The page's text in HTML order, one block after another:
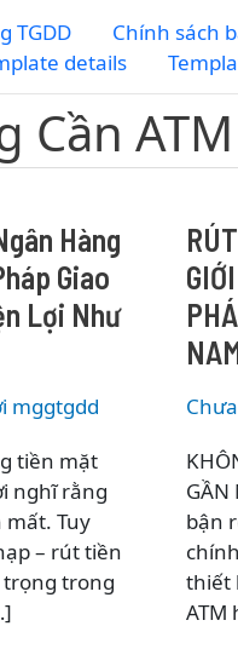
TGDD Chính sách
details
Cần ATM
Hàng
Giao
Lợi Như
mggtgdd
tiền mặt
nghĩ rằng
mất. Tuy
– rút tiền
trọng trong
bận
thiết
ATM